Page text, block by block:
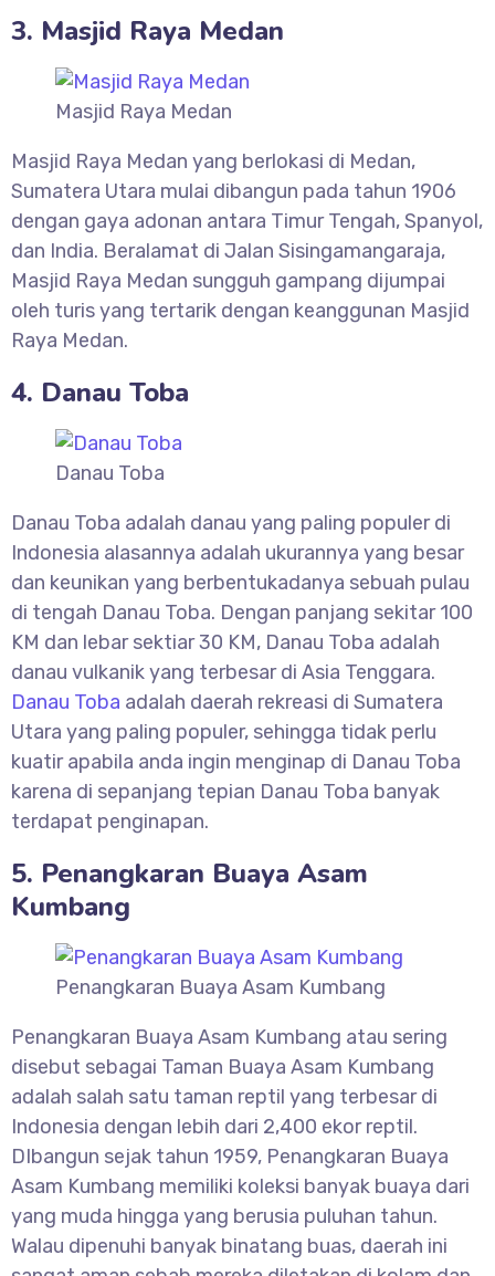
3. Masjid Raya Medan
Masjid Raya Medan
Masjid Raya Medan yang berlokasi di Medan,
Sumatera Utara mulai dibangun pada tahun 1906
dengan gaya adonan antara Timur Tengah, Spanyol,
dan India. Beralamat di Jalan Sisingamangaraja,
Masjid Raya Medan sungguh gampang dijumpai
oleh turis yang tertarik dengan keanggunan Masjid
Raya Medan.
4. Danau Toba
Danau Toba
Danau Toba adalah danau yang paling populer di
Indonesia alasannya adalah ukurannya yang besar
dan keunikan yang berbentukadanya sebuah pulau
di tengah Danau Toba. Dengan panjang sekitar 100
KM dan lebar sektiar 30 KM, Danau Toba adalah
danau vulkanik yang terbesar di Asia Tenggara.
Danau Toba adalah daerah rekreasi di Sumatera
Utara yang paling populer, sehingga tidak perlu
kuatir apabila anda ingin menginap di Danau Toba
karena di sepanjang tepian Danau Toba banyak
terdapat penginapan.
5. Penangkaran Buaya Asam
Kumbang
Penangkaran Buaya Asam Kumbang
Penangkaran Buaya Asam Kumbang atau sering
disebut sebagai Taman Buaya Asam Kumbang
adalah salah satu taman reptil yang terbesar di
Indonesia dengan lebih dari 2,400 ekor reptil.
DIbangun sejak tahun 1959, Penangkaran Buaya
Asam Kumbang memiliki koleksi banyak buaya dari
yang muda hingga yang berusia puluhan tahun.
Walau dipenuhi banyak binatang buas, daerah ini